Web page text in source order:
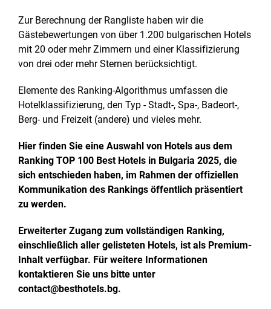
Zur Berechnung der Rangliste haben wir die
Gästebewertungen von über 1.200 bulgarischen Hotels
mit 20 oder mehr Zimmern und einer Klassifizierung
von drei oder mehr Sternen berücksichtigt.
Elemente des Ranking-Algorithmus umfassen die
Hotelklassifizierung, den Typ - Stadt-, Spa-, Badeort-,
Berg- und Freizeit (andere) und vieles mehr.
Hier finden Sie eine Auswahl von Hotels aus dem
Ranking TOP 100 Best Hotels in Bulgaria 2025, die
sich entschieden haben, im Rahmen der offiziellen
Kommunikation des Rankings öffentlich präsentiert
zu werden.
Erweiterter Zugang zum vollständigen Ranking,
einschließlich aller gelisteten Hotels, ist als Premium-
Inhalt verfügbar. Für weitere Informationen
kontaktieren Sie uns bitte unter
contact@besthotels.bg.